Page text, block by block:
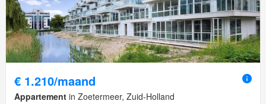
€ 1.210/maand
Appartement in Zoetermeer, Zuid-Holland